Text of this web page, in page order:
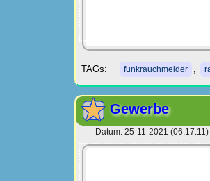
TAGs: funkrauchmelder
Gewerbe
Datum: 25-11-2021